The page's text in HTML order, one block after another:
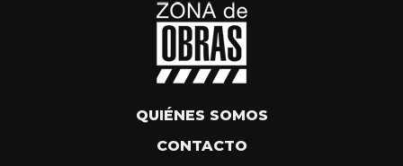
QUIÉNES SOMOS
CONTACTO